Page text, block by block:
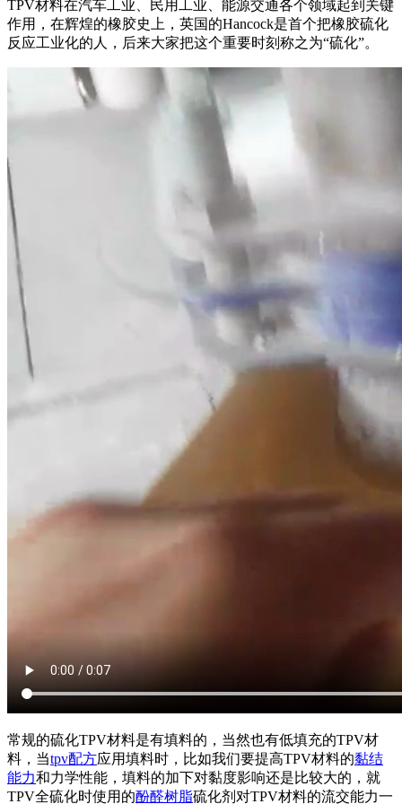
TPV材料在汽车工业、民用工业、能源交通各个领域起到关键
作用，在辉煌的橡胶史上，英国的Hancock是首个把橡胶硫化
反应工业化的人，后来大家把这个重要时刻称之为“硫化”。
常规的硫化TPV材料是有填料的，当然也有低填充的TPV材
料，当tpv配方应用填料时，比如我们要提高TPV材料的黏结
能力和力学性能，填料的加下对黏度影响还是比较大的，就
TPV全硫化时使用的酚醛树脂硫化剂对TPV材料的流交能力一